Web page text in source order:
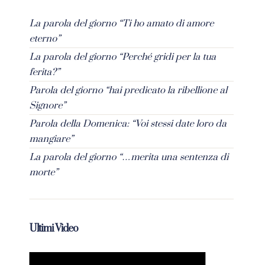
La parola del giorno “Ti ho amato di amore
eterno”
La parola del giorno “Perché gridi per la tua
ferita?”
Parola del giorno “hai predicato la ribellione al
Signore”
Parola della Domenica: “Voi stessi date loro da
mangiare”
La parola del giorno “…merita una sentenza di
morte”
Ultimi Video